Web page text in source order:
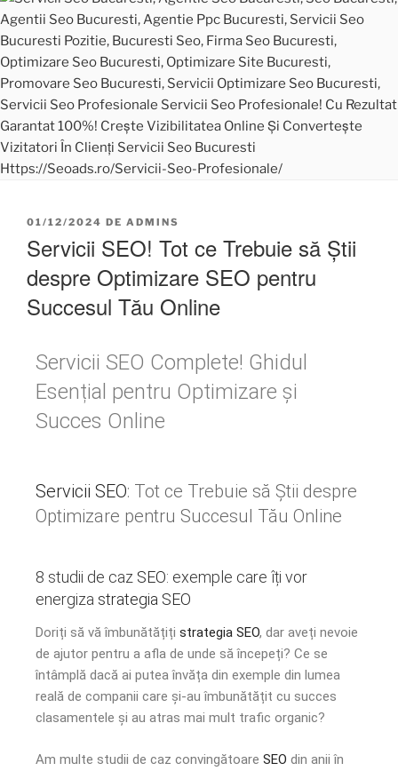
01/12/2024 DE ADMINS
Servicii SEO! Tot ce Trebuie să Știi
despre Optimizare SEO pentru
Succesul Tău Online
Servicii SEO Complete! Ghidul
Esențial pentru Optimizare și
Succes Online
Servicii SEO: Tot ce Trebuie să Știi despre
Optimizare pentru Succesul Tău Online
8 studii de caz SEO: exemple care îți vor
energiza strategia SEO
Doriți să vă îmbunătățiți strategia SEO, dar aveți nevoie
de ajutor pentru a afla de unde să începeți? Ce se
întâmplă dacă ai putea învăța din exemple din lumea
reală de companii care și-au îmbunătățit cu succes
clasamentele și au atras mai mult trafic organic?
Am multe studii de caz convingătoare SEO din anii în